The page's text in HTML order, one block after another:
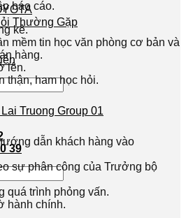
Thường Gặp
39
báo cáo.
kê.
mềm tin học văn phòng cơ bản và
hàng.
lên.
thận, ham học hỏi.
dẫn khách hàng vào
sự phân công của Trưởng bộ
quá trình phỏng vấn.
hành chính.